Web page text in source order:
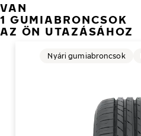
VAN
1 GUMIABRONCSOK
AZ ÖN UTAZÁSÁHOZ
Nyári gumiabroncsok